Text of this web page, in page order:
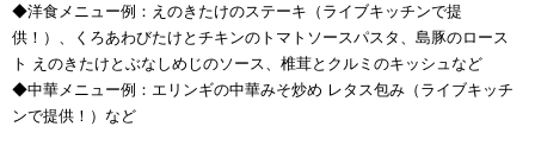
◆洋食メニュー例：えのきたけのステーキ（ライブキッチンで提
供！）、くろあわびたけとチキンのトマトソースパスタ、島豚のロース
ト えのきたけとぶなしめじのソース、椎茸とクルミのキッシュなど
◆中華メニュー例：エリンギの中華みそ炒め レタス包み（ライブキッチ
ンで提供！）など